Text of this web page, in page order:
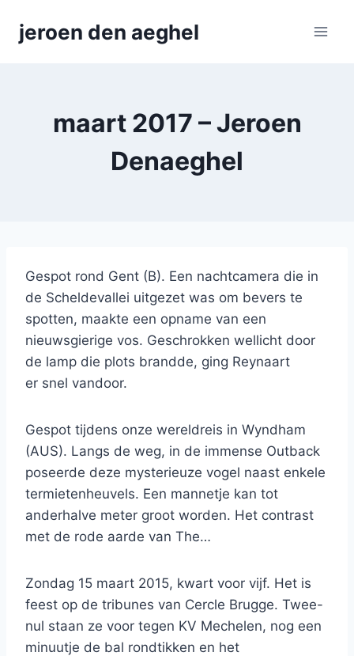
jeroen den aeghel
maart 2017 – Jeroen
Denaeghel
Gespot rond Gent (B). Een nachtcamera die in
de Scheldevallei uitgezet was om bevers te
spotten, maakte een opname van een
nieuwsgierige vos. Geschrokken wellicht door
de lamp die plots brandde, ging Reynaart
er snel vandoor.
Gespot tijdens onze wereldreis in Wyndham
(AUS). Langs de weg, in de immense Outback
poseerde deze mysterieuze vogel naast enkele
termietenheuvels. Een mannetje kan tot
anderhalve meter groot worden. Het contrast
met de rode aarde van The…
Zondag 15 maart 2015, kwart voor vijf. Het is
feest op de tribunes van Cercle Brugge. Twee-
nul staan ze voor tegen KV Mechelen, nog een
minuutje de bal rondtikken en het